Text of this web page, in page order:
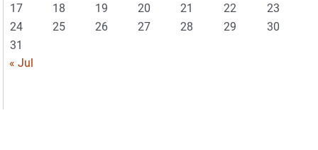
17
18 19 20 21 22
23
24
25 26 27 28 29
30
31
« Jul